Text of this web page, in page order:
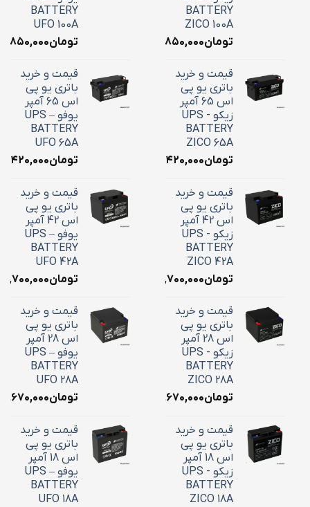
BATTERY
ZICO 100A
تومان۳۶,۸۵۰,۰۰۰
قیمت و خرید
باتری یو پی
اس 65 آمپر
زیکو - UPS
BATTERY
ZICO 65A
تومان۲۴,۴۲۰,۰۰۰
قیمت و خرید
باتری یو پی
اس 42 آمپر
زیکو - UPS
BATTERY
ZICO 42A
تومان۱۸,۷۰۰,۰۰۰
قیمت و خرید
باتری یو پی
اس 28 آمپر
زیکو - UPS
BATTERY
ZICO 28A
تومان۱۰,۶۷۰,۰۰۰
قیمت و خرید
باتری یو پی
اس 18 آمپر
زیکو - UPS
BATTERY
ZICO 18A
BATTERY
UFO 100A
تومان
قیمت و خرید
باتری یو پی
اس 65 آمپر
یوفو – UPS
BATTERY
UFO 65A
تومان
قیمت و خرید
باتری یو پی
اس 42 آمپر
یوفو – UPS
BATTERY
UFO 42A
تومان
قیمت و خرید
باتری یو پی
اس 28 آمپر
یوفو – UPS
BATTERY
UFO 28A
تومان۱۰,۶۷۰,۰۰۰
قیمت و خرید
باتری یو پی
اس 18 آمپر
یوفو – UPS
BATTERY
UFO 18A